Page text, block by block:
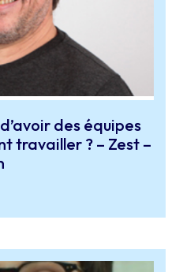
des équipes
travailler ? – Zest –